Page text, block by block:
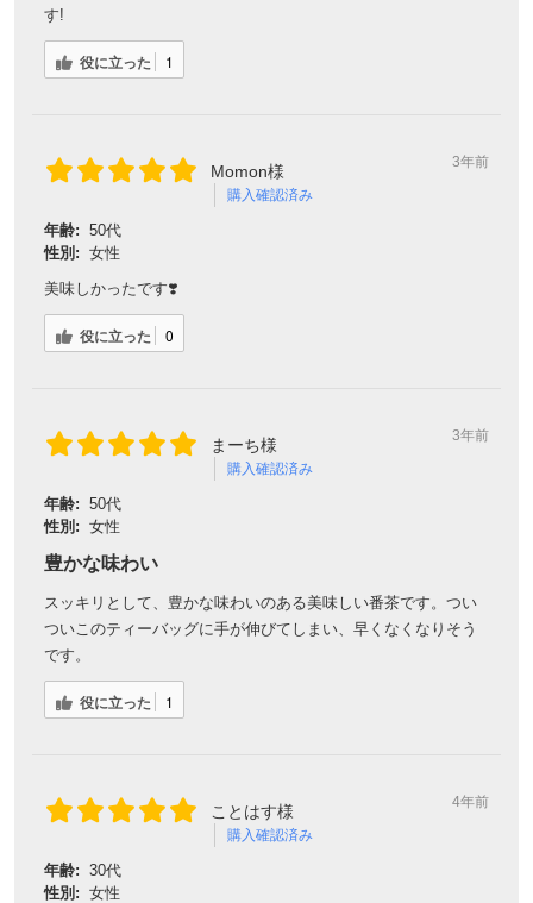
す!
役に立った 1
Momon様
購入確認済み
3年前
年齢: 50代
性別: 女性
美味しかったです❣️
役に立った 0
まーち様
購入確認済み
3年前
年齢: 50代
性別: 女性
豊かな味わい
スッキリとして、豊かな味わいのある美味しい番茶です。つい
ついこのティーバッグに手が伸びてしまい、早くなくなりそう
です。
役に立った 1
ことはす様
購入確認済み
4年前
年齢: 30代
性別: 女性